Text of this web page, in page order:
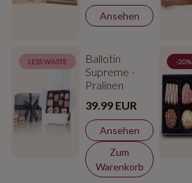
Ansehen
LESS WASTE
Ballotin
Supreme -
Pralinen
39.99 EUR
Ansehen
Zum
Warenkorb
-20%